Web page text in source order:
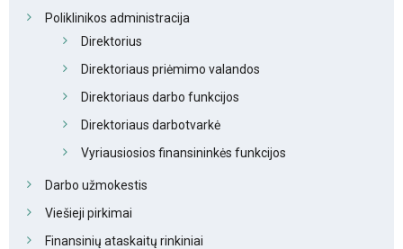
Poliklinikos administracija
Direktorius
Direktoriaus priėmimo valandos
Direktoriaus darbo funkcijos
Direktoriaus darbotvarkė
Vyriausiosios finansininkės funkcijos
Darbo užmokestis
Viešieji pirkimai
Finansinių ataskaitų rinkiniai